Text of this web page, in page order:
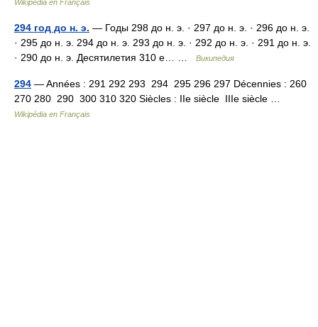
Wikipédia en Français
294 год до н. э. — Годы 298 до н. э. · 297 до н. э. · 296 до н. э.
· 295 до н. э. 294 до н. э. 293 до н. э. · 292 до н. э. · 291 до н. э.
· 290 до н. э. Десятилетия 310 е… …
Википедия
294 — Années : 291 292 293 294 295 296 297 Décennies : 260
270 280 290 300 310 320 Siècles : IIe siècle IIIe siècle …
Wikipédia en Français